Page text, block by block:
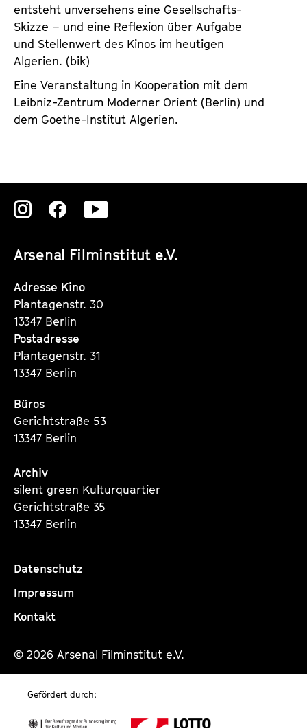
entsteht unversehens eine Gesellschafts-
Skizze – und eine Reflexion über Aufgabe
und Stellenwert des Kinos im heutigen
Algerien. (bik)
Eine Veranstaltung in Kooperation mit dem
Leibniz-Zentrum Moderner Orient (Berlin) und
dem Goethe-Institut Algerien.
Arsenal Filminstitut e.V.
Zu
Instagram
Seite
Zu
Instagram
Seite
Zu
Instagram
Adresse Kino
Plantagenstr. 30
13347 Berlin
Postadresse
Plantagenstr. 31
13347 Berlin
Büros
Gerichtstraße 53
13347 Berlin
Archiv
silent green Kulturquartier
Gerichtstraße 35
13347 Berlin
Datenschutz
Impressum
Kontakt
© 2026 Arsenal Filminstitut e.V.
Gefördert durch: